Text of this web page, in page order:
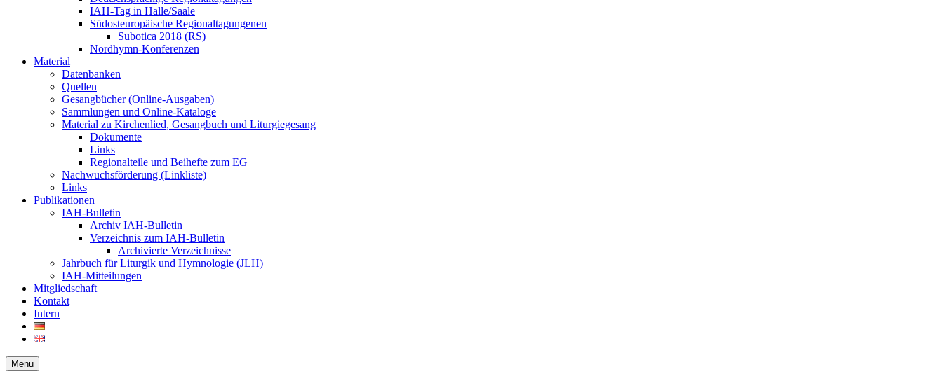
IAH-Tag in Halle/Saale
Südosteuropäische Regionaltagungenen
Subotica 2018 (RS)
Nordhymn-Konferenzen
Material
Datenbanken
Quellen
Gesangbücher (Online-Ausgaben)
Sammlungen und Online-Kataloge
Material zu Kirchenlied, Gesangbuch und Liturgiegesang
Dokumente
Links
Regionalteile und Beihefte zum EG
Nachwuchsförderung (Linkliste)
Links
Publikationen
IAH-Bulletin
Archiv IAH-Bulletin
Verzeichnis zum IAH-Bulletin
Archivierte Verzeichnisse
Jahrbuch für Liturgik und Hymnologie (JLH)
IAH-Mitteilungen
Mitgliedschaft
Kontakt
Intern
Menu